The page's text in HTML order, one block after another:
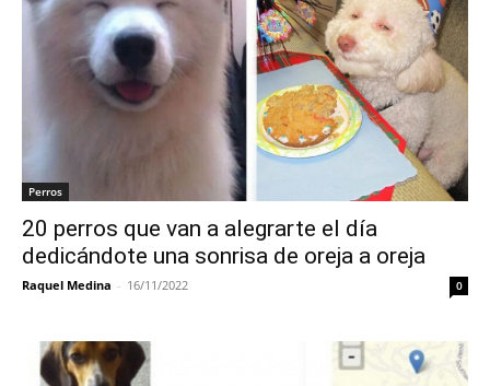
Perros
20 perros que van a alegrarte el día
dedicándote una sonrisa de oreja a oreja
Raquel Medina - 16/11/2022 0